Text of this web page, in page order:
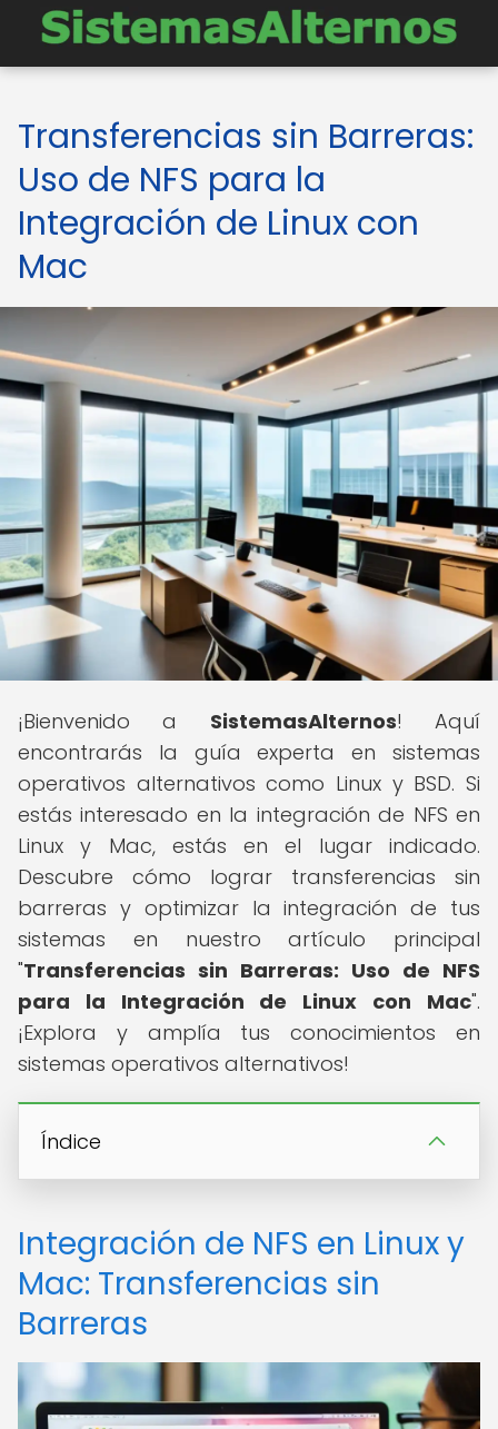
Transferencias sin Barreras:
Uso de NFS para la
Integración de Linux con
Mac
¡Bienvenido a SistemasAlternos! Aquí
encontrarás la guía experta en sistemas
operativos alternativos como Linux y BSD. Si
estás interesado en la integración de NFS en
Linux y Mac, estás en el lugar indicado.
Descubre cómo lograr transferencias sin
barreras y optimizar la integración de tus
sistemas en nuestro artículo principal
"Transferencias sin Barreras: Uso de NFS
para la Integración de Linux con Mac".
¡Explora y amplía tus conocimientos en
sistemas operativos alternativos!
Índice
Integración de NFS en Linux y
Mac: Transferencias sin
Barreras